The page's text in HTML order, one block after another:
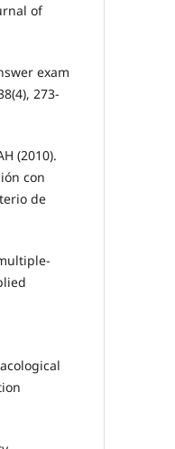
of
exam
273-
(2010).
con
de